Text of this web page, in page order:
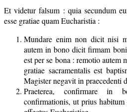
Et videtur falsum : quia secundum
esse gratiae quam Eucharistia :
Mundare enim non dicit nisi
autem in bono dicit firmam
est per se bona : remotio autem
gratiae sacramentalis est
Magister negavit in praecedenti
Praeterea, confirmare in
confirmationis, ut prius